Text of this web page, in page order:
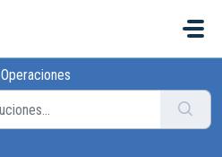
Operaciones